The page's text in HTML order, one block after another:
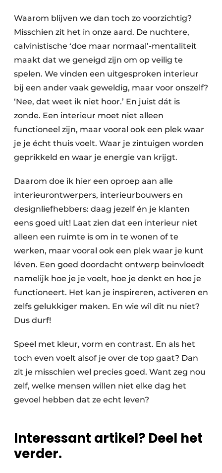
Waarom blijven we dan toch zo voorzichtig?
Misschien zit het in onze aard. De nuchtere,
calvinistische ‘doe maar normaal’-mentaliteit
maakt dat we geneigd zijn om op veilig te
spelen. We vinden een uitgesproken interieur
bij een ander vaak geweldig, maar voor onszelf?
‘Nee, dat weet ik niet hoor.’ En juist dát is
zonde. Een interieur moet niet alleen
functioneel zijn, maar vooral ook een plek waar
je je écht thuis voelt. Waar je zintuigen worden
geprikkeld en waar je energie van krijgt.
Daarom doe ik hier een oproep aan alle
interieurontwerpers, interieurbouwers en
designliefhebbers: daag jezelf én je klanten
eens goed uit! Laat zien dat een interieur niet
alleen een ruimte is om in te wonen of te
werken, maar vooral ook een plek waar je kunt
léven. Een goed doordacht ontwerp beïnvloedt
namelijk hoe je je voelt, hoe je denkt en hoe je
functioneert. Het kan je inspireren, activeren en
zelfs gelukkiger maken. En wie wil dit nu niet?
Dus durf!
Speel met kleur, vorm en contrast. En als het
toch even voelt alsof je over de top gaat? Dan
zit je misschien wel precies goed. Want zeg nou
zelf, welke mensen willen niet elke dag het
gevoel hebben dat ze echt leven?
Interessant artikel? Deel het
verder.